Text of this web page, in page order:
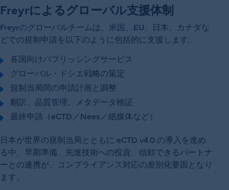
Freyrによるグローバル支援体制
Freyrのグローバルチームは、米国、EU、日本、カナダな
どでの規制申請を以下のように包括的に支援します:
各国向けパブリッシングサービス
グローバル・ドシエ戦略の策定
規制当局間の申請計画と調整
翻訳、品質管理、メタデータ検証
最終申請（eCTD／Nees／紙媒体など）
日本が世界の規制当局とともに eCTD v4.0 の導入を進め
る中、早期準備、先進技術への投資、信頼できるパートナ
ーとの連携が、コンプライアンス対応の差別化要因となり
ます。